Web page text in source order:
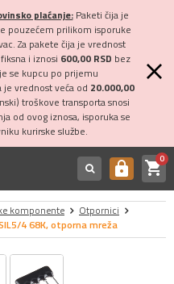
plaćanje:Paketi čija je
pouzećem prilikom isporuke
Za pakete čija je vrednost
i iznosi 600,00 RSD bez
se kupcu po prijemu
vrednost veća od 20.000,00
troškove transporta snosi
od ovog iznosa, isporuka se
kurirske službe.
https shopping_cart0
komponente
Otpornici
4 68K, otporna mreža